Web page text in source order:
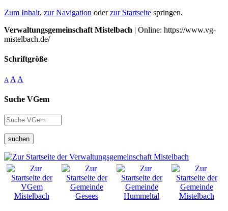
Zum Inhalt, zur Navigation oderzur Startseite springen.
Verwaltungsgemeinschaft Mistelbach | Online: https://www.vg-
mistelbach.de/
Schriftgröße
A A A
Suche VGem
suchen